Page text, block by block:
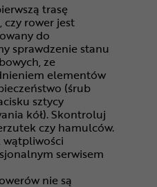
trasę
rower jest
do
sprawdzenie stanu
ze
elementów
(śrub
sztycy
kół). Skontroluj
czy hamulców.
serwisem
nie są